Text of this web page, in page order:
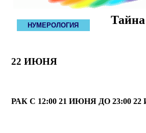
НУМЕРОЛОГИЯ
22 ИЮНЯ
РАК С 12:00 21 ИЮНЯ ДО 23:00